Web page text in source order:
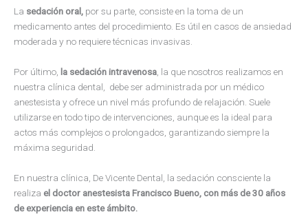
La sedación oral, por su parte, consiste en la toma de un
medicamento antes del procedimiento. Es útil en casos de ansiedad
moderada y no requiere técnicas invasivas.
Por último, la sedación intravenosa, la que nosotros realizamos en
nuestra clínica dental, debe ser administrada por un médico
anestesista y ofrece un nivel más profundo de relajación. Suele
utilizarse en todo tipo de intervenciones, aunque es la ideal para
actos más complejos o prolongados, garantizando siempre la
máxima seguridad.
En nuestra clínica, De Vicente Dental, la sedación consciente la
realiza el doctor anestesista Francisco Bueno, con más de 30 años
de experiencia en este ámbito.